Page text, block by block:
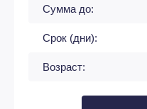
Сумма до:
Срок (дни):
Возраст: